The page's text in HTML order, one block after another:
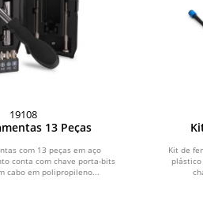
19108
13 Peças
com 13 peças em aço
conta com chave porta-bits
cabo em polipropileno...
Kit de